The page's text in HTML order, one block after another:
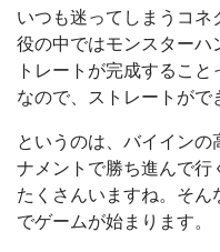
いつも迷ってしまうコネ
役の中ではモンスターハ
トレートが完成すること
なので、ストレートがで
というのは、バイイン
ナメントで勝ち進んで
たくさんいますね。そ
でゲームが始まります。